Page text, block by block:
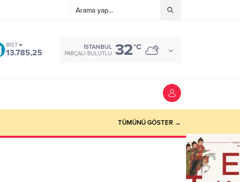
BIST
13.785,25
İSTANBUL
PARÇALI BULUTLU 32°C
TÜMÜNÜ GÖSTER →